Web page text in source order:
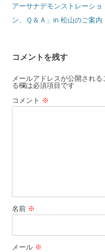
ナ
ビ
シ
ョ
ン
アーサナデモンストレーショ
ン、Ｑ＆Ａ」in 松山のご案内
コメントを残す
メールアドレスが公開される
る欄は必須項目です
コメント ※
名前 ※
メール ※